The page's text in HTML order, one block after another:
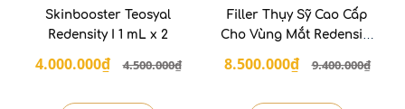
Skinbooster Teosyal
Redensity I 1 mL x 2
4.000.000₫ 4.500.000₫
Filler Thụy Sỹ Cao Cấp
Cho Vùng Mắt Redensity
8.500.000₫ 9.400.000₫